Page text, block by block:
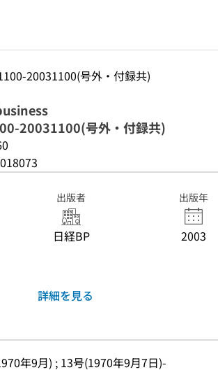
20031100(号外・付録共)
20031100(号外・付録共)
出版者
日経BP
出版年
2003
詳細を見る
年9月) ; 13号(1970年9月7日)-